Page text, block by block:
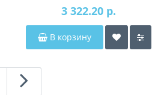
3 322.20 р.
В корзину